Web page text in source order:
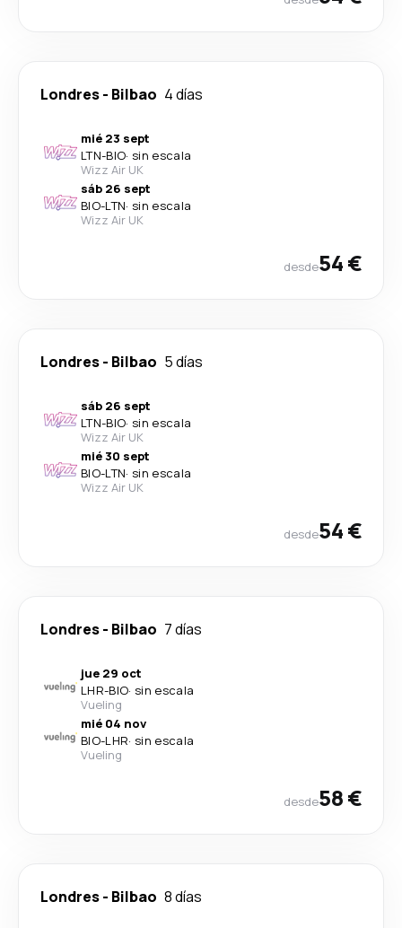
Londres- Bilbao 4 días
mié 23 sept
LTN-BIO· sin escala
Wizz Air UK
sáb 26 sept
BIO-LTN· sin escala
Wizz Air UK
desde54 €
Londres- Bilbao 5 días
sáb 26 sept
LTN-BIO· sin escala
Wizz Air UK
mié 30 sept
BIO-LTN· sin escala
Wizz Air UK
desde54 €
Londres- Bilbao 7 días
jue 29 oct
LHR-BIO· sin escala
Vueling
mié 04 nov
BIO-LHR· sin escala
Vueling
desde58 €
Londres- Bilbao 8 días